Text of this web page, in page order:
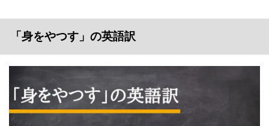
「身をやつす」の英語訳